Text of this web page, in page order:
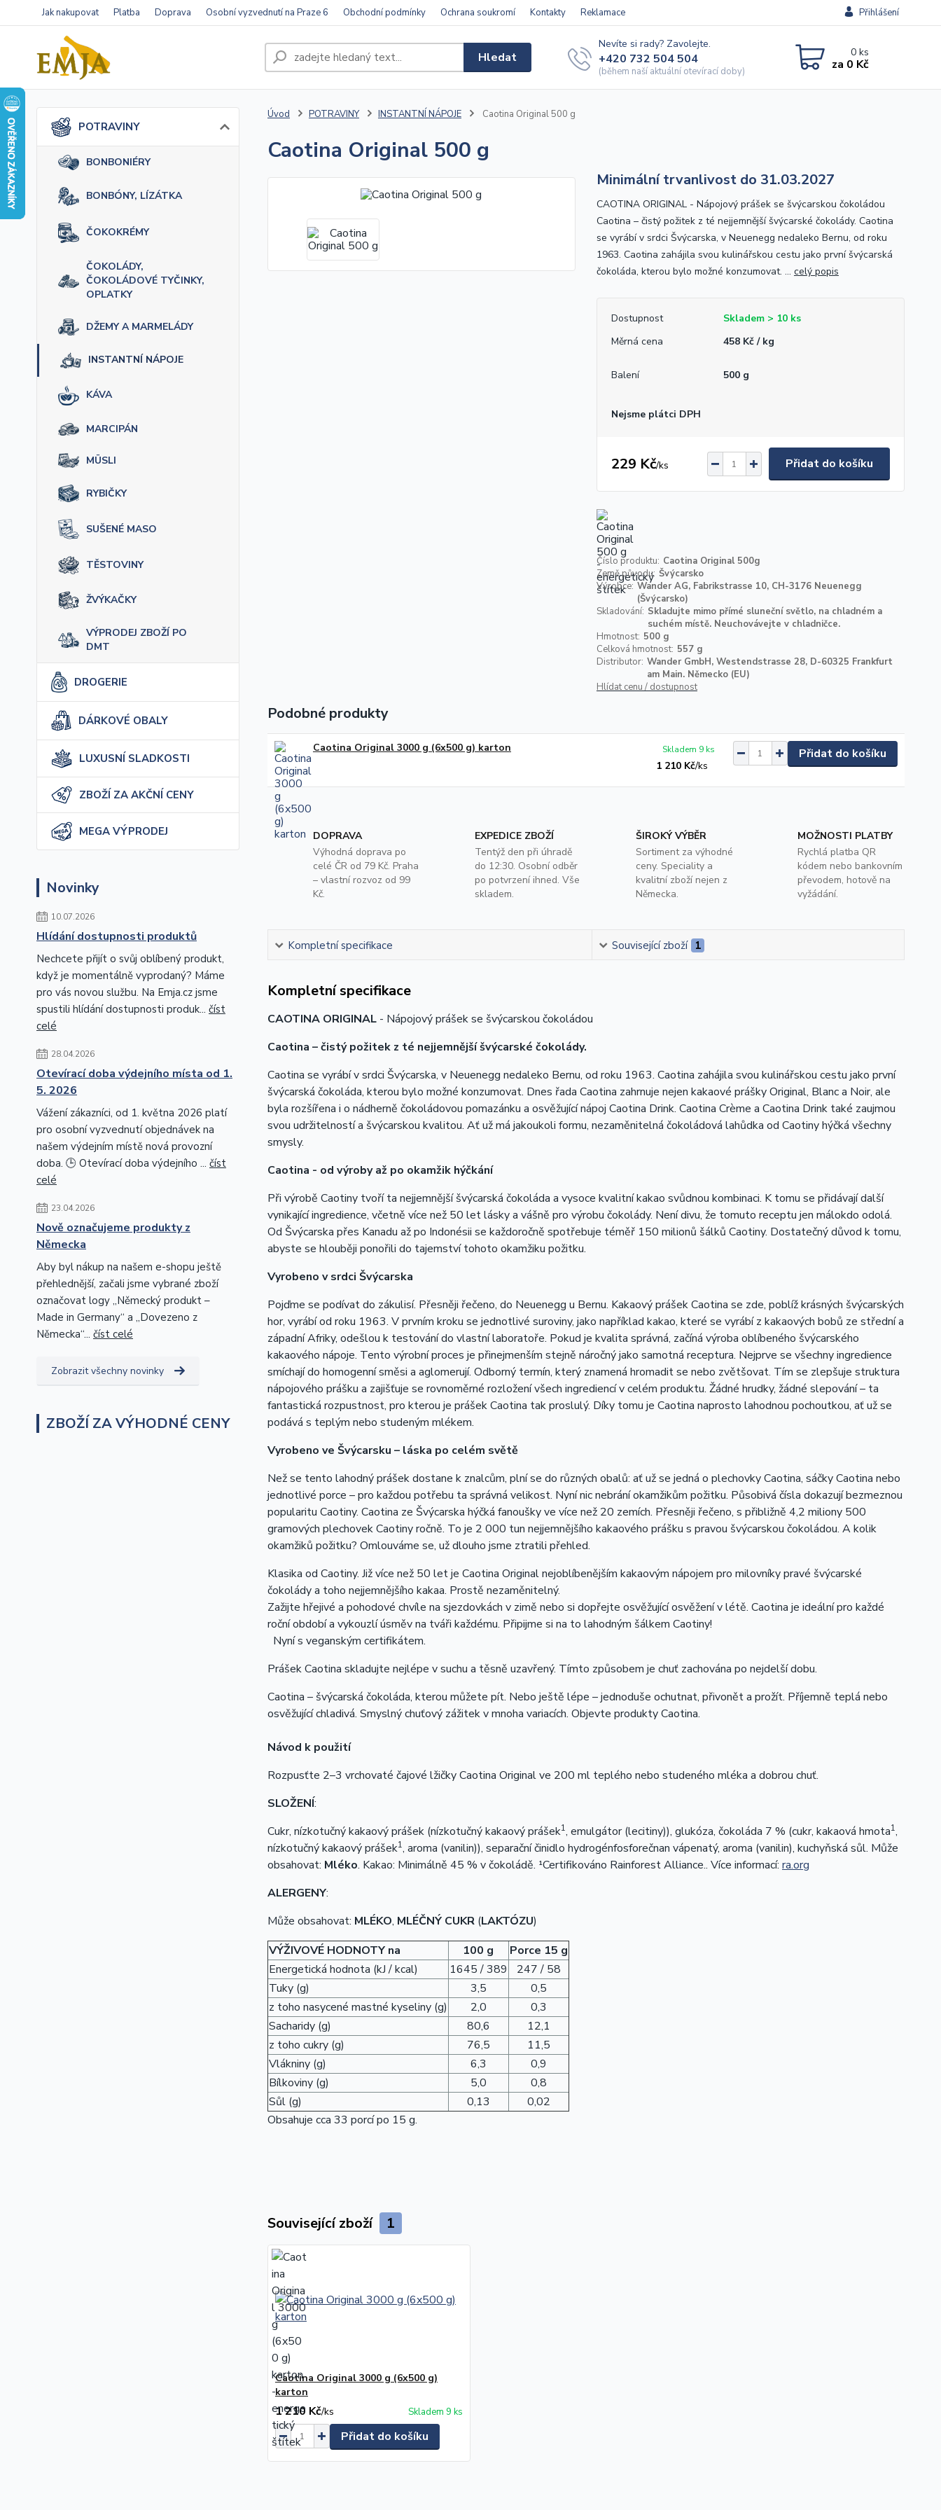
Jak nakupovat Platba Doprava Osobní vyzvednutí na Praze 6 Obchodní podmínky Ochrana soukromí Kontakty Reklamace Přihlášení
Hledat
Nevíte si rady? Zavolejte.
+420 732 504 504
(během naší aktuální otevírací doby)
0ks
za 0 Kč
POTRAVINY
BONBONIÉRY
BONBÓNY, LÍZÁTKA
ČOKOKRÉMY
ČOKOLÁDY,
ČOKOLÁDOVÉ TYČINKY,
OPLATKY
DŽEMY A MARMELÁDY
INSTANTNÍ NÁPOJE
KÁVA
MARCIPÁN
MÜSLI
RYBIČKY
SUŠENÉ MASO
TĚSTOVINY
ŽVÝKAČKY
VÝPRODEJ ZBOŽÍ PO
DMT
DROGERIE
DÁRKOVÉ OBALY
LUXUSNÍ SLADKOSTI
ZBOŽÍ ZA AKČNÍ CENY
MEGA VÝPRODEJ
Novinky
10.07.2026
Hlídání dostupnosti produktů
Nechcete přijít o svůj oblíbený produkt,
když je momentálně vyprodaný? Máme
pro vás novou službu. Na Emja.cz jsme
spustili hlídání dostupnosti produk... číst
celé
28.04.2026
Otevírací doba výdejního místa od 1.
5. 2026
Vážení zákazníci, od 1. května 2026 platí
pro osobní vyzvednutí objednávek na
našem výdejním místě nová provozní
doba. 🕒 Otevírací doba výdejního ... číst
celé
23.04.2026
Nově označujeme produkty z
Německa
Aby byl nákup na našem e-shopu ještě
přehlednější, začali jsme vybrané zboží
označovat logy „Německý produkt –
Made in Germany“ a „Dovezeno z
Německa“... číst celé
Zobrazit všechny novinky
ZBOŽÍ ZA VÝHODNÉ CENY
Úvod POTRAVINY INSTANTNÍ NÁPOJE Caotina Original 500 g
Caotina Original 500 g
Minimální trvanlivost do 31.03.2027
CAOTINA ORIGINAL - Nápojový prášek se švýcarskou čokoládou
Caotina – čistý požitek z té nejjemnější švýcarské čokolády. Caotina
se vyrábí v srdci Švýcarska, v Neuenegg nedaleko Bernu, od roku
1963. Caotina zahájila svou kulinářskou cestu jako první švýcarská
čokoláda, kterou bylo možné konzumovat. ... celý popis
Dostupnost
Skladem > 10 ks
Měrná cena
458 Kč / kg
Balení 500 g
Nejsme plátci DPH
229 Kč/ks Přidat do košíku
Číslo produktu: Caotina Original 500g
Země původu: Švýcarsko
Výrobce: Wander AG, Fabrikstrasse 10, CH-3176 Neuenegg
(Švýcarsko)
Skladování: Skladujte mimo přímé sluneční světlo, na chladném a
suchém místě. Neuchovávejte v chladničce.
Hmotnost: 500 g
Celková hmotnost: 557 g
Distributor: Wander GmbH, Westendstrasse 28, D-60325 Frankfurt
am Main. Německo (EU)
Hlídat cenu / dostupnost
Podobné produkty
Caotina Original 3000 g (6x500 g) karton
1 210 Kč/ks
Skladem 9 ks Přidat do košíku
DOPRAVA
Výhodná doprava po
celé ČR od 79 Kč. Praha
– vlastní rozvoz od 99
Kč.
EXPEDICE ZBOŽÍ
Tentýž den při úhradě
do 12:30. Osobní odběr
po potvrzení ihned. Vše
skladem.
ŠIROKÝ VÝBĚR
Sortiment za výhodné
ceny. Speciality a
kvalitní zboží nejen z
Německa.
MOŽNOSTI PLATBY
Rychlá platba QR
kódem nebo bankovním
převodem, hotově na
vyžádání.
Kompletní specifikace Související zboží 1
Kompletní specifikace
CAOTINA ORIGINAL - Nápojový prášek se švýcarskou čokoládou
Caotina – čistý požitek z té nejjemnější švýcarské čokolády.
Caotina se vyrábí v srdci Švýcarska, v Neuenegg nedaleko Bernu, od roku 1963. Caotina zahájila svou kulinářskou cestu jako první
švýcarská čokoláda, kterou bylo možné konzumovat. Dnes řada Caotina zahrnuje nejen kakaové prášky Original, Blanc a Noir, ale
byla rozšířena i o nádherně čokoládovou pomazánku a osvěžující nápoj Caotina Drink. Caotina Crème a Caotina Drink také zaujmou
svou udržitelností a švýcarskou kvalitou. Ať už má jakoukoli formu, nezaměnitelná čokoládová lahůdka od Caotiny hýčká všechny
smysly.
Caotina - od výroby až po okamžik hýčkání
Při výrobě Caotiny tvoří ta nejjemnější švýcarská čokoláda a vysoce kvalitní kakao svůdnou kombinaci. K tomu se přidávají další
vynikající ingredience, včetně více než 50 let lásky a vášně pro výrobu čokolády. Není divu, že tomuto receptu jen málokdo odolá.
Od Švýcarska přes Kanadu až po Indonésii se každoročně spotřebuje téměř 150 milionů šálků Caotiny. Dostatečný důvod k tomu,
abyste se hlouběji ponořili do tajemství tohoto okamžiku požitku.
Vyrobeno v srdci Švýcarska
Pojďme se podívat do zákulisí. Přesněji řečeno, do Neuenegg u Bernu. Kakaový prášek Caotina se zde, poblíž krásných švýcarských
hor, vyrábí od roku 1963. V prvním kroku se jednotlivé suroviny, jako například kakao, které se vyrábí z kakaových bobů ze střední a
západní Afriky, odešlou k testování do vlastní laboratoře. Pokud je kvalita správná, začíná výroba oblíbeného švýcarského
kakaového nápoje. Tento výrobní proces je přinejmenším stejně náročný jako samotná receptura. Nejprve se všechny ingredience
smíchají do homogenní směsi a aglomerují. Odborný termín, který znamená hromadit se nebo zvětšovat. Tím se zlepšuje struktura
nápojového prášku a zajišťuje se rovnoměrné rozložení všech ingrediencí v celém produktu. Žádné hrudky, žádné slepování – ta
fantastická rozpustnost, pro kterou je prášek Caotina tak proslulý. Díky tomu je Caotina naprosto lahodnou pochoutkou, ať už se
podává s teplým nebo studeným mlékem.
Vyrobeno ve Švýcarsku – láska po celém světě
Než se tento lahodný prášek dostane k znalcům, plní se do různých obalů: ať už se jedná o plechovky Caotina, sáčky Caotina nebo
jednotlivé porce – pro každou potřebu ta správná velikost. Nyní nic nebrání okamžikům požitku. Působivá čísla dokazují bezmeznou
popularitu Caotiny. Caotina ze Švýcarska hýčká fanoušky ve více než 20 zemích. Přesněji řečeno, s přibližně 4,2 miliony 500
gramových plechovek Caotiny ročně. To je 2 000 tun nejjemnějšího kakaového prášku s pravou švýcarskou čokoládou. A kolik
okamžiků požitku? Omlouváme se, už dlouho jsme ztratili přehled.
Klasika od Caotiny. Již více než 50 let je Caotina Original nejoblíbenějším kakaovým nápojem pro milovníky pravé švýcarské
čokolády a toho nejjemnějšího kakaa. Prostě nezaměnitelný.
Zažijte hřejivé a pohodové chvíle na sjezdovkách v zimě nebo si dopřejte osvěžující osvěžení v létě. Caotina je ideální pro každé
roční období a vykouzlí úsměv na tváři každému. Připijme si na to lahodným šálkem Caotiny!
Nyní s veganským certifikátem.
Prášek Caotina skladujte nejlépe v suchu a těsně uzavřený. Tímto způsobem je chuť zachována po nejdelší dobu.
Caotina – švýcarská čokoláda, kterou můžete pít. Nebo ještě lépe – jednoduše ochutnat, přivonět a prožít. Příjemně teplá nebo
osvěžující chladivá. Smyslný chuťový zážitek v mnoha variacích. Objevte produkty Caotina.
Návod k použití
Rozpusťte 2–3 vrchovaté čajové lžičky Caotina Original ve 200 ml teplého nebo studeného mléka a dobrou chuť.
SLOŽENÍ:
Cukr, nízkotučný kakaový prášek (nízkotučný kakaový prášek1, emulgátor (lecitiny)), glukóza, čokoláda 7 % (cukr, kakaová hmota1,
nízkotučný kakaový prášek1, aroma (vanilin)), separační činidlo hydrogénfosforečnan vápenatý, aroma (vanilin), kuchyňská sůl. Může
obsahovat: Mléko. Kakao: Minimálně 45 % v čokoládě. ¹Certifikováno Rainforest Alliance.. Více informací: ra.org
ALERGENY:
Může obsahovat: MLÉKO, MLÉČNÝ CUKR(LAKTÓZU)
VÝŽIVOVÉ HODNOTY na
100 g
Porce 15 g
Energetická hodnota (kJ / kcal)
1645 / 389
247 / 58
Tuky (g)
3,5
0,5
z toho nasycené mastné kyseliny (g)
2,0
0,3
Sacharidy (g)
80,6
12,1
z toho cukry (g)
76,5
11,5
Vlákniny (g)
6,3
0,9
Bílkoviny (g)
5,0
0,8
Sůl (g)
0,13
0,02
Obsahuje cca 33 porcí po 15 g.
Související zboží 1
Caotina Original 3000 g (6x500 g)
karton
1 210 Kč/ks Skladem 9 ks
Přidat do košíku